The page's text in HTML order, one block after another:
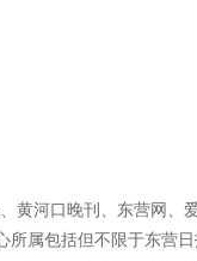
黄河口晚刊、东营网、
属包括但不限于东营